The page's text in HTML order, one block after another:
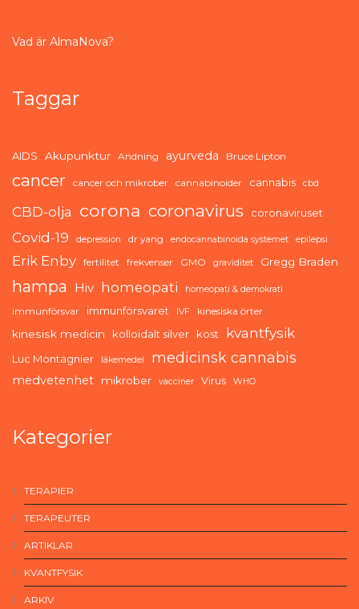
Vad är AlmaNova?
Taggar
AIDS Akupunktur Andning ayurveda Bruce Lipton
cancer cancer och mikrober cannabinoider cannabis cbd
CBD-olja corona coronavirus coronaviruset
Covid-19 depression dr yang endocannabinoida systemet epilepsi
Erik Enby fertilitet frekvenser GMO graviditet Gregg Braden
hampa Hiv homeopati homeopati & demokrati
immunförsvar immunförsvaret IVF kinesiska örter
kinesisk medicin kolloidalt silver kost kvantfysik
Luc Montagnier läkemedel medicinsk cannabis
medvetenhet mikrober vacciner Virus WHO
Kategorier
TERAPIER
TERAPEUTER
ARTIKLAR
KVANTFYSIK
ARKIV